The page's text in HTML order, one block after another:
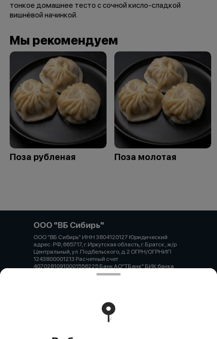
тонкое домашнее тесто с сочной кисло-сладкой
вишнёвой начинкой.
Мы рекомендуем
Поза рубленая Поза молотая
ООО "ВБ Сибирь"
ООО "ВБ Сибирь" ИНН 3804120127 Юридический
адрес: РФ, 665717, г. Иркутская область, г. Братск , ж/р
Центральный, ул. Подбельского, д.2 ОГРН/ОГРНИП
1243800001213 Расчетный счет
40702810910001556225 Банк АО"ТБанк" БИК банка
044525974 ИНН банка 7710140679 Корр.счет банка